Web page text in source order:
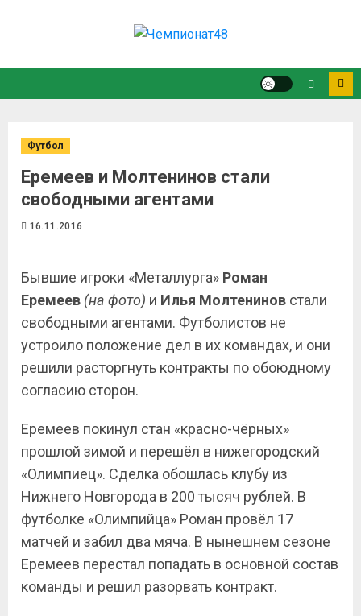
Футбол
Еремеев и Молтенинов стали
свободными агентами
16.11.2016
Бывшие игроки «Металлурга» Роман
Еремеев (на фото) и Илья Молтенинов стали
свободными агентами. Футболистов не
устроило положение дел в их командах, и они
решили расторгнуть контракты по обоюдному
согласию сторон.
Еремеев покинул стан «красно-чёрных»
прошлой зимой и перешёл в нижегородский
«Олимпиец». Сделка обошлась клубу из
Нижнего Новгорода в 200 тысяч рублей. В
футболке «Олимпийца» Роман провёл 17
матчей и забил два мяча. В нынешнем сезоне
Еремеев перестал попадать в основной состав
команды и решил разорвать контракт.